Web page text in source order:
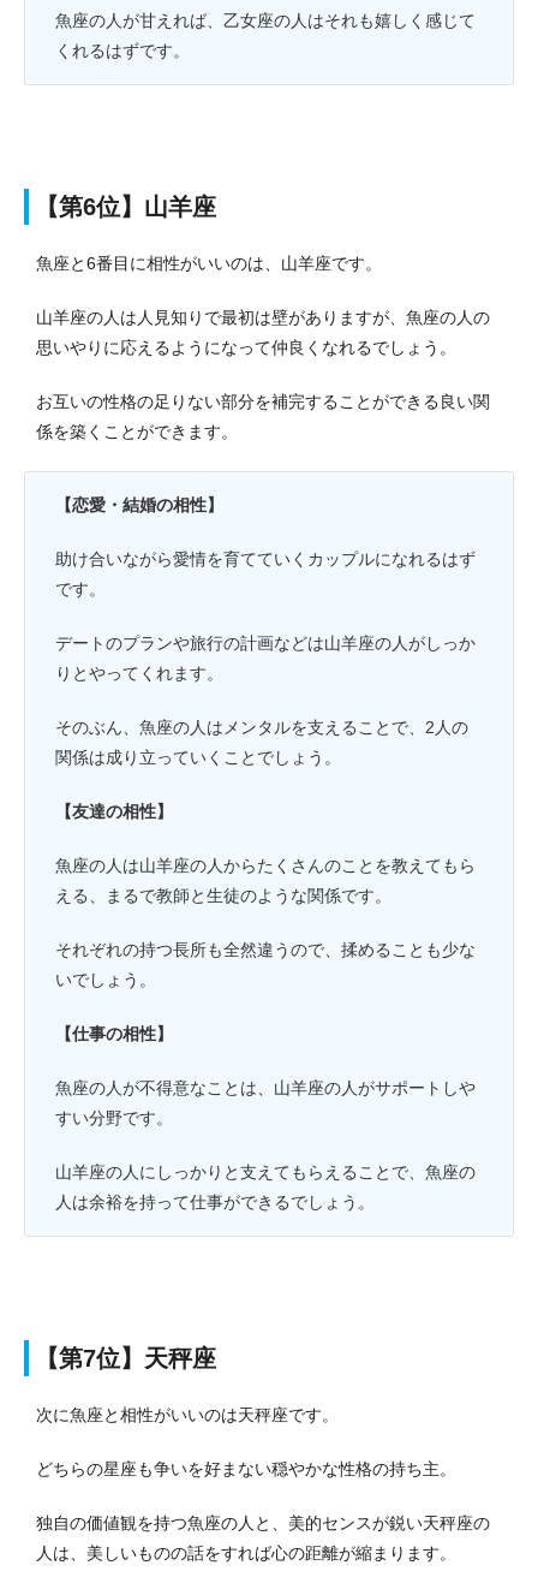
魚座の人が甘えれば、乙女座の人はそれも嬉しく感じて
くれるはずです。
【第6位】山羊座
魚座と6番目に相性がいいのは、山羊座です。
山羊座の人は人見知りで最初は壁がありますが、魚座の人の
思いやりに応えるようになって仲良くなれるでしょう。
お互いの性格の足りない部分を補完することができる良い関
係を築くことができます。
【恋愛・結婚の相性】
助け合いながら愛情を育てていくカップルになれるはず
です。
デートのプランや旅行の計画などは山羊座の人がしっか
りとやってくれます。
そのぶん、魚座の人はメンタルを支えることで、2人の
関係は成り立っていくことでしょう。
【友達の相性】
魚座の人は山羊座の人からたくさんのことを教えてもら
える、まるで教師と生徒のような関係です。
それぞれの持つ長所も全然違うので、揉めることも少な
いでしょう。
【仕事の相性】
魚座の人が不得意なことは、山羊座の人がサポートしや
すい分野です。
山羊座の人にしっかりと支えてもらえることで、魚座の
人は余裕を持って仕事ができるでしょう。
【第7位】天秤座
次に魚座と相性がいいのは天秤座です。
どちらの星座も争いを好まない穏やかな性格の持ち主。
独自の価値観を持つ魚座の人と、美的センスが鋭い天秤座の
人は、美しいものの話をすれば心の距離が縮まります。